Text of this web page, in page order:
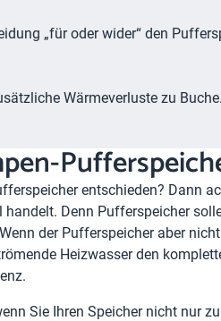
„für oder wider“ den
Wärmeverluste zu
entschieden? Dann
Denn Pufferspeicher
der Pufferspeicher aber
Heizwasser den
Sie Ihren Speicher nicht nur